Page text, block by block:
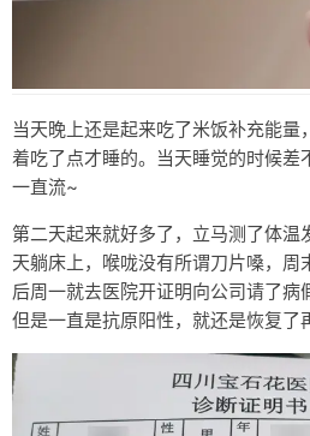
当天晚上还是起来吃了米饭补充能量
着吃了点才睡的。当天睡觉的时候差
一直流~
第二天起来就好多了，立马测了体温
天躺床上，喉咙没有所谓刀片嗓，周
后周一就去医院开证明向公司请了病
但是一直是抗原阳性，就还是恢复了